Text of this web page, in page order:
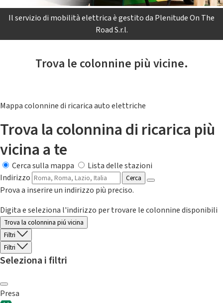
Il servizio di mobilità elettrica è gestito da Plenitude On The
Road S.r.l.
Trova le colonnine più vicine.
Mappa colonnine di ricarica auto elettriche
Trova la colonnina di ricarica più
vicina a te
Cerca sulla mappa
Lista delle stazioni
Indirizzo
Cerca
Prova a inserire un indirizzo più preciso.
Digita e seleziona l'indirizzo per trovare le colonnine disponibili
Trova la colonnina piú vicina
Filtri
Filtri
Seleziona i filtri
Presa